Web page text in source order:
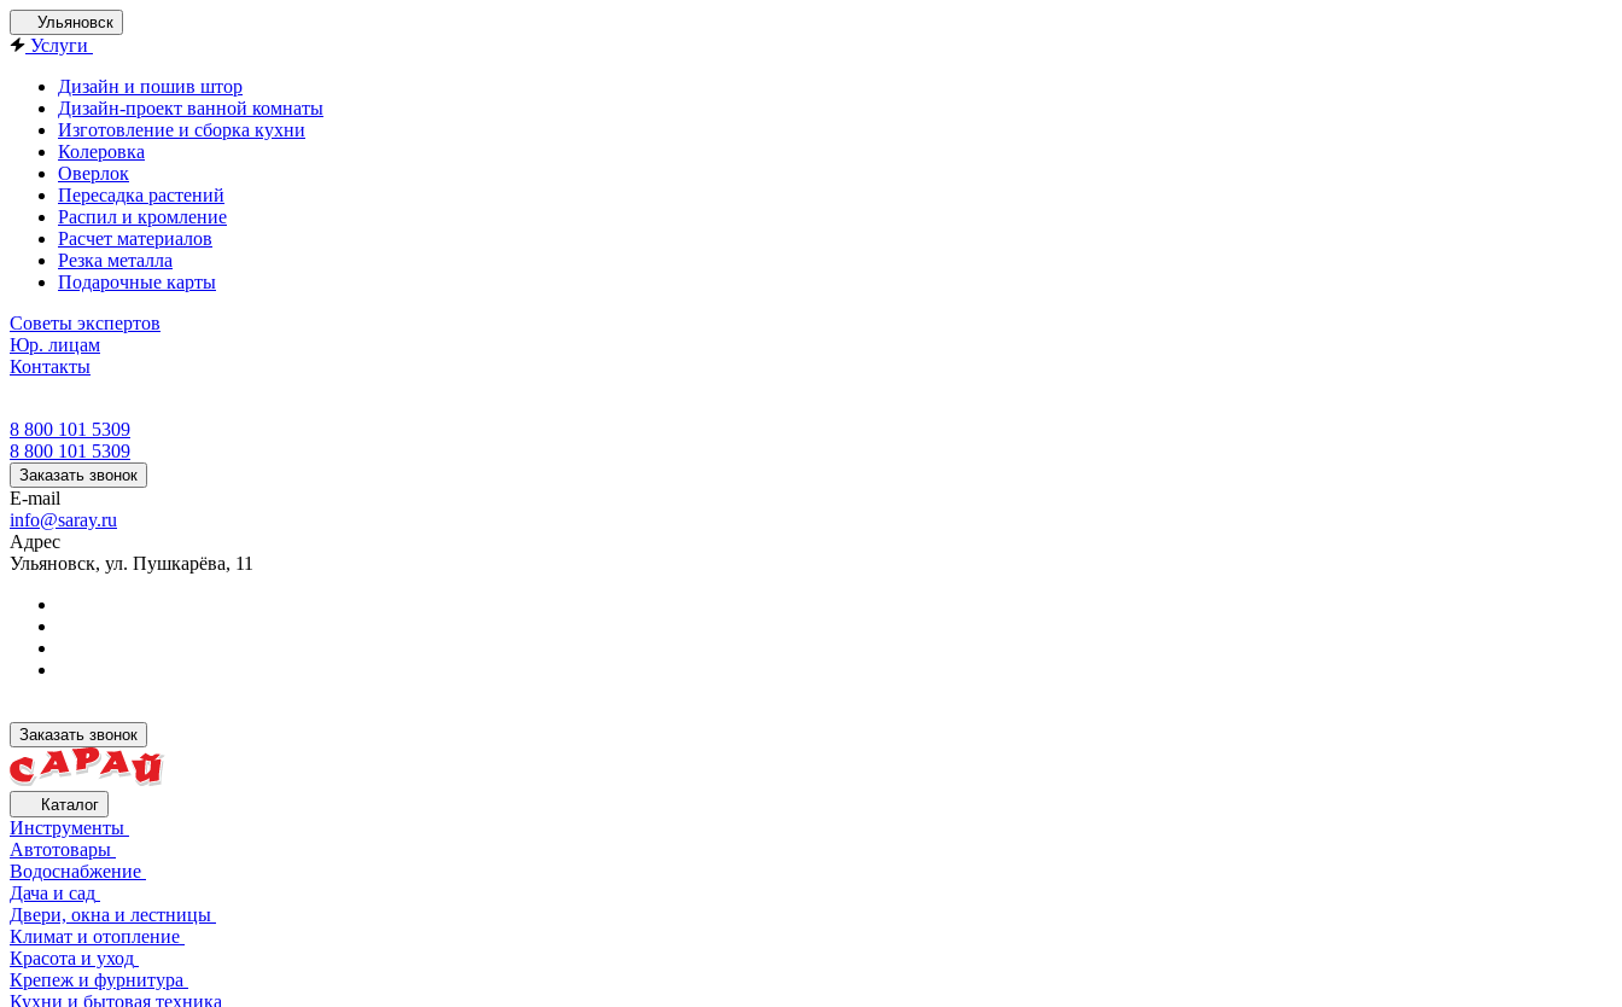
Ульяновск
Услуги
Дизайн и пошив штор
Дизайн-проект ванной комнаты
Изготовление и сборка кухни
Колеровка
Оверлок
Пересадка растений
Распил и кромление
Расчет материалов
Резка металла
Подарочные карты
Советы экспертов
Юр. лицам
Контакты
8 800 101 5309
8 800 101 5309
Заказать звонок
E-mail
info@saray.ru
Адрес
Ульяновск, ул. Пушкарёва, 11
Заказать звонок
Каталог
Инструменты
Автотовары
Водоснабжение
Дача и сад
Двери, окна и лестницы
Климат и отопление
Красота и уход
Крепеж и фурнитура
Кухни и бытовая техника